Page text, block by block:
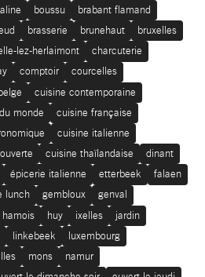
boussu
brabant flamand
brasserie brunehaut
bruxelles
lez-herlaimont
charcuterie
comptoir
courcelles
cuisine contemporaine
monde
cuisine française
cuisine italienne
cuisine thaïlandaise
dinant
épicerie italienne etterbeek
falaen
lunch gembloux
genval
hamois huy ixelles
jardin
linkebeek
luxembourg
mons
namur